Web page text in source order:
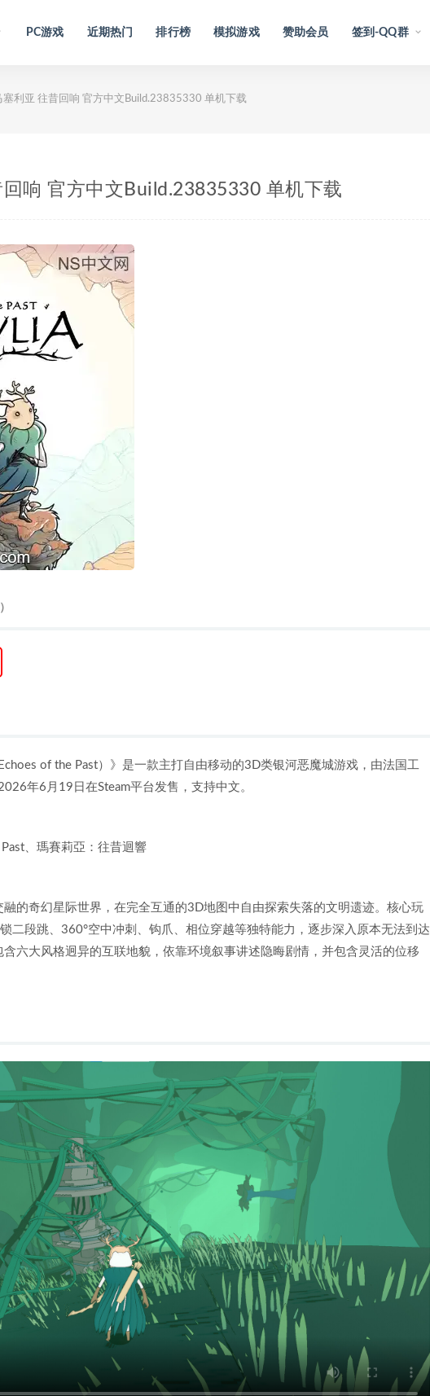
PC游戏 近期热门 排行榜 模拟游戏 赞助会员 签到-QQ群
塞利亚 往昔回响 官方中文Build.23835330 单机下载
回响 官方中文Build.23835330 单机下载
of the Past）》是一款主打自由移动的3D类银河恶魔城游戏，由法国工
年6月19日在Steam平台发售，支持中文。
、瑪賽莉亞：往昔迴響
的奇幻星际世界，在完全互通的3D地图中自由探索失落的文明遗迹。核心玩
二段跳、360°空中冲刺、钩爪、相位穿越等独特能力，逐步深入原本无法到达
六大风格迥异的互联地貌，依靠环境叙事讲述隐晦剧情，并包含灵活的位移